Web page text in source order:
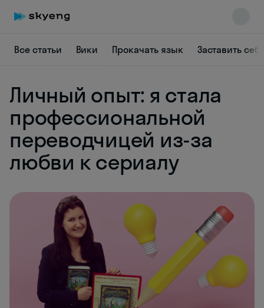
Все статьи Вики Прокачать язык Заставить
Личный опыт: я стала
профессиональной
переводчицей из-за
любви к сериалу
Skyeng Chat
online